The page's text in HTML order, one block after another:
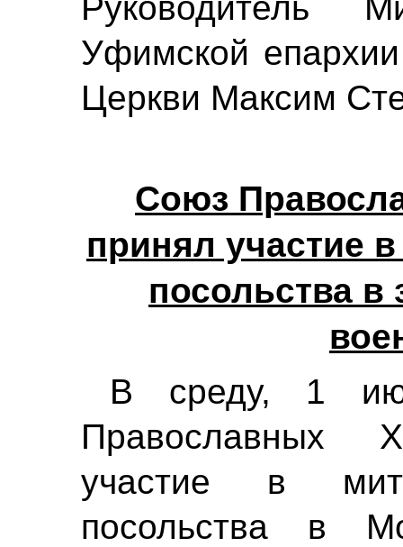
Уфимской
Церкви Максим
Союз
принял участие в
посольства в
В среду, 1
Православных
участие в
посольства в